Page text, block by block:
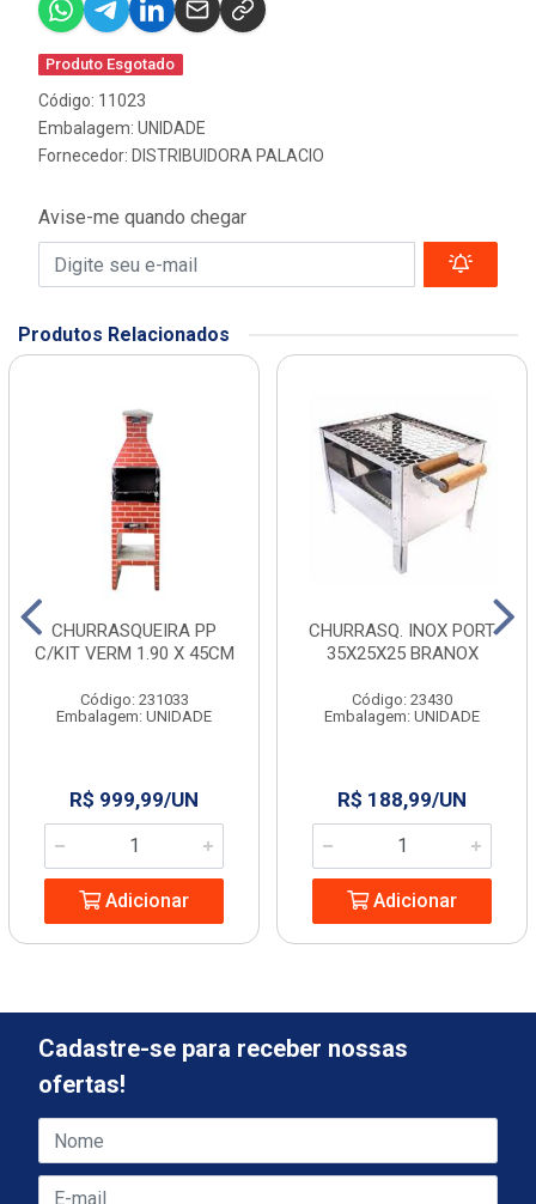
Produto Esgotado
Código: 11023
Embalagem: UNIDADE
Fornecedor: DISTRIBUIDORA PALACIO
Avise-me quando chegar
Produtos Relacionados
CHURRASQUEIRA PP
C/KIT VERM 1.90 X 45CM
Código: 231033
Embalagem: UNIDADE
R$ 999,99/UN
Adicionar
CHURRASQ. INOX PORT
35X25X25 BRANOX
Código: 23430
Embalagem: UNIDADE
R$ 188,99/UN
Adicionar
Cadastre-se para receber nossas
ofertas!